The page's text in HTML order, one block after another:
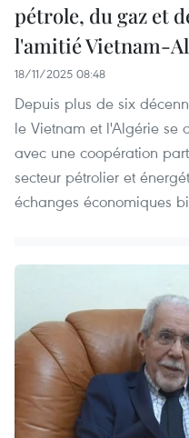
pétrole, du gaz et
l'amitié Vietnam-
18/11/2025 08:48
Depuis plus de six
le Vietnam et l'Algérie se
avec une coopération
secteur pétrolier et
échanges économiques